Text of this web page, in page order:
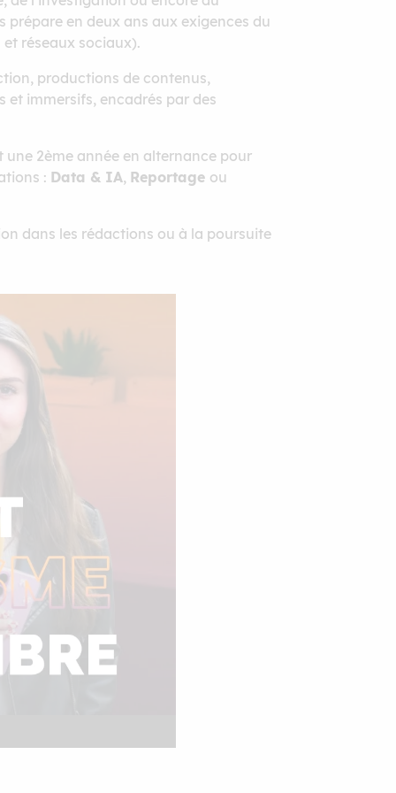
prépare en deux ans aux exigences du
réseaux sociaux).
productions de contenus,
et immersifs, encadrés par des
2ème année en alternance pour
: Data & IA, Reportage ou
dans les rédactions ou à la poursuite